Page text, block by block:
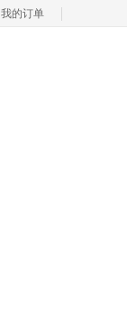
我的订单